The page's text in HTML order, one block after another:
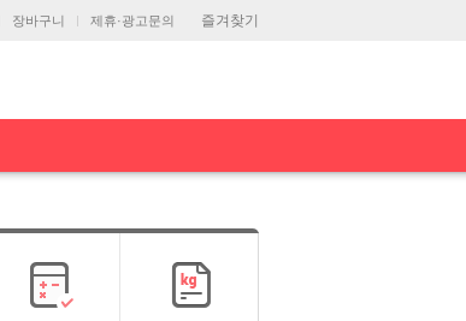
즐겨찾기
장바구니 제휴·광고문의